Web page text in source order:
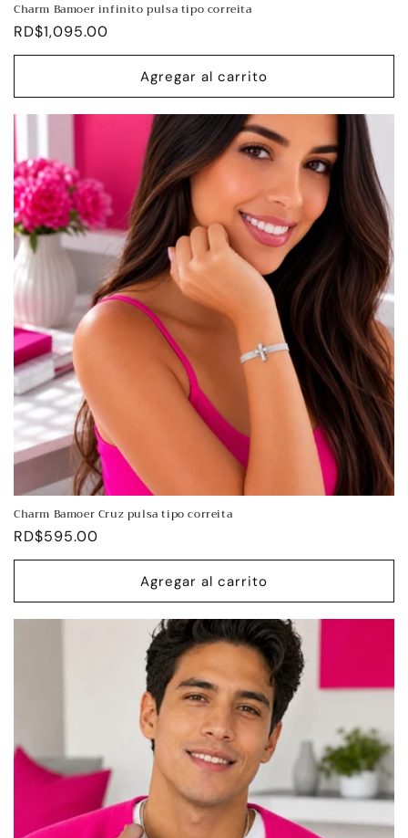
Charm Bamoer infinito pulsa tipo correita
Precio
habitual
RD$1,095.00
Agregar al carrito
Charm Bamoer Cruz pulsa tipo correita
Precio
habitual
RD$595.00
Agregar al carrito